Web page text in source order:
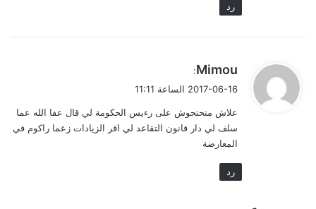
رد
ي
ق
ل
Mimou
:
2017-06-16 الساعة 11:11
علاش متحتجوش على رءيس الحكومة لي قال عفا الله عما
سلف لي دار قانون التقاعد لي اقر الزيادات زعما راكوم في
المعارضة
رد